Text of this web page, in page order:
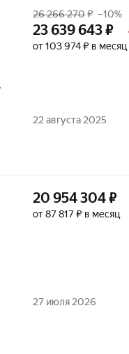
26 266 270₽ –10%
23 639 643₽
от 103 974 ₽ в месяц
22 августа 2025
20 954 304₽
от 87 817 ₽ в месяц
27 июля 2026